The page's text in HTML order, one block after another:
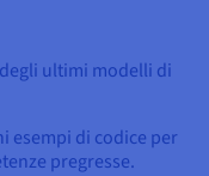
ultimi modelli di
esempi di codice per
pregresse.